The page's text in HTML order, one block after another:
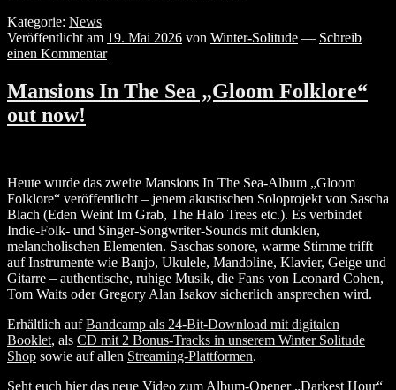
Kategorie: News
Veröffentlicht am 19. Mai 2026 von Winter-Solitude — Schreib
einen Kommentar
Mansions In The Sea „Gloom Folklore“
out now!
Heute wurde das zweite Mansions In The Sea-Album „Gloom
Folklore“ veröffentlicht – jenem akustischen Soloprojekt von Sascha
Blach (Eden Weint Im Grab, The Halo Trees etc.). Es verbindet
Indie-Folk- und Singer-Songwriter-Sounds mit dunklen,
melancholischen Elementen. Saschas sonore, warme Stimme trifft
auf Instrumente wie Banjo, Ukulele, Mandoline, Klavier, Geige und
Gitarre – authentische, ruhige Musik, die Fans von Leonard Cohen,
Tom Waits oder Gregory Alan Isakov sicherlich ansprechen wird.
Erhältlich aufBandcamp als 24-Bit-Download mit digitalen
Booklet, als CD mit 2 Bonus-Tracks in unserem Winter Solitude
Shop sowie auf allen Streaming-Plattformen.
Seht euch hier das neue Video zum Album-Opener „Darkest Hour“